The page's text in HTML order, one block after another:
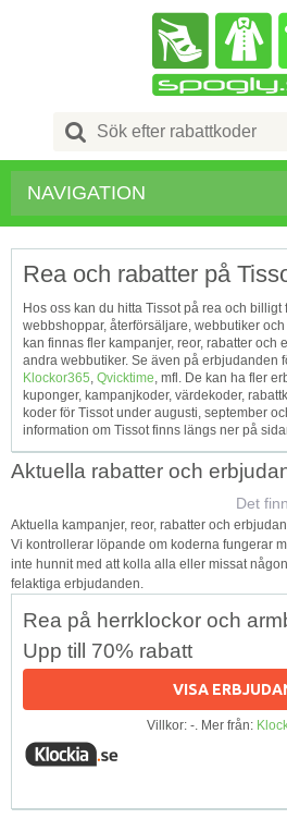
Search
for:
NAVIGATION
Rea och rabatter på
Hos oss kan du hitta Tissot på rea och
webbshoppar, återförsäljare, webbutiker
kan finnas fler kampanjer, reor, rabatter och
andra webbutiker. Se även på erbjudanden
Klockor365, Qvicktime, mfl. De kan ha fler
kuponger, kampanjkoder, värdekoder,
koder för Tissot under augusti, september
information om Tissot finns längs ner på
Aktuella rabatter och
Det
Aktuella kampanjer, reor, rabatter och
Vi kontrollerar löpande om koderna fungerar
inte hunnit med att kolla alla eller missat
felaktiga erbjudanden.
Rea på herrklockor och
Upp till 70% rabatt
VISA
Villkor: -. Mer från: